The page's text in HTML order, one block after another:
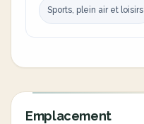
Sports, plein air et loisirs
Emplacement